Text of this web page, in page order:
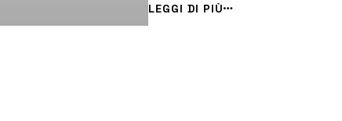
economiche su vari altri comparti è
della chiusura dei porti e dai divieti...
LEGGI DI PIÙ